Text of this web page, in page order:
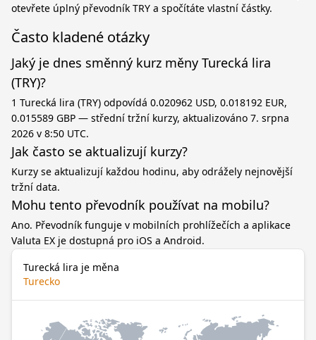
otevřete úplný převodník TRY a spočítáte vlastní částky.
Často kladené otázky
Jaký je dnes směnný kurz měny Turecká lira
(TRY)?
1 Turecká lira (TRY) odpovídá 0.020962 USD, 0.018192 EUR,
0.015589 GBP — střední tržní kurzy, aktualizováno 7. srpna
2026 v 8:50 UTC.
Jak často se aktualizují kurzy?
Kurzy se aktualizují každou hodinu, aby odrážely nejnovější
tržní data.
Mohu tento převodník používat na mobilu?
Ano. Převodník funguje v mobilních prohlížečích a aplikace
Valuta EX je dostupná pro iOS a Android.
Turecká lira je měna
Turecko